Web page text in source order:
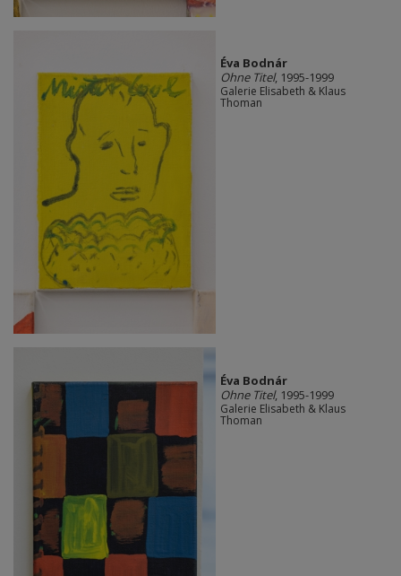
Éva Bodnár
Ohne Titel, 1995-1999
Galerie Elisabeth & Klaus
Thoman
Éva Bodnár
Ohne Titel, 1995-1999
Galerie Elisabeth & Klaus
Thoman